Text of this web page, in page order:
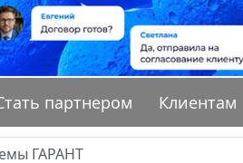
партнером Клиентам